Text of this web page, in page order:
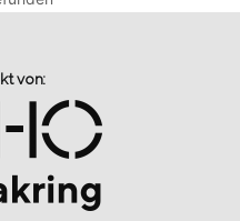
von:​